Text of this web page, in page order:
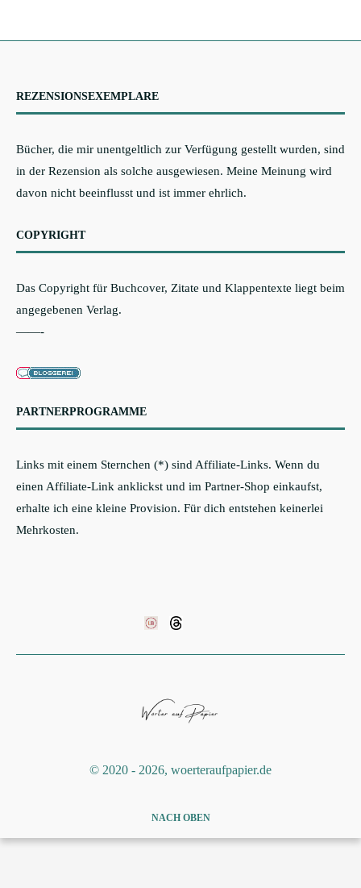
REZENSIONSEXEMPLARE
Bücher, die mir unentgeltlich zur Verfügung gestellt wurden, sind
in der Rezension als solche ausgewiesen. Meine Meinung wird
davon nicht beeinflusst und ist immer ehrlich.
COPYRIGHT
Das Copyright für Buchcover, Zitate und Klappentexte liegt beim
angegebenen Verlag.
——-
PARTNERPROGRAMME
Links mit einem Sternchen (*) sind Affiliate-Links. Wenn du
einen Affiliate-Link anklickst und im Partner-Shop einkaufst,
erhalte ich eine kleine Provision. Für dich entstehen keinerlei
Mehrkosten.
©️ 2020 - 2026, woerteraufpapier.de
NACH OBEN